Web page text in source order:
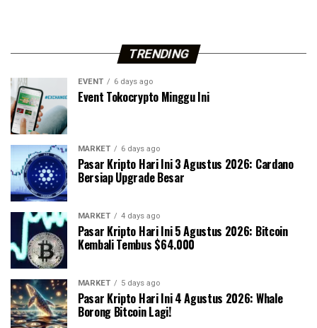
TRENDING
EVENT 6 days ago
Event Tokocrypto Minggu Ini
MARKET 6 days ago
Pasar Kripto Hari Ini 3 Agustus 2026: Cardano
Bersiap Upgrade Besar
MARKET 4 days ago
Pasar Kripto Hari Ini 5 Agustus 2026: Bitcoin
Kembali Tembus $64.000
MARKET 5 days ago
Pasar Kripto Hari Ini 4 Agustus 2026: Whale
Borong Bitcoin Lagi!